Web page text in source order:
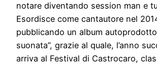
notare diventando session man e
Esordisce come cantautore nel
pubblicando un album
suonata”, grazie al quale, l’anno
arriva al Festival di Castrocaro,